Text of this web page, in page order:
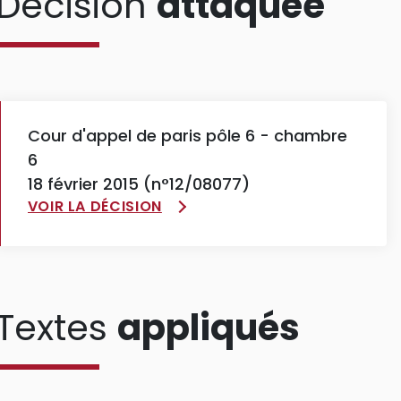
Cour d'appel de paris pôle 6 - chambre
6
18 février 2015 (n°12/08077)
VOIR LA DÉCISION
appliqués